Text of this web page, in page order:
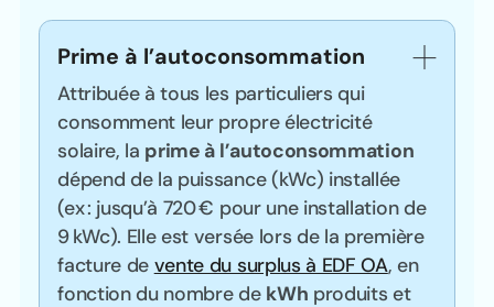
Prime à l’autoconsommation
Attribuée à tous les particuliers qui
consomment leur propre électricité
solaire, la prime à l’autoconsommation
dépend de la puissance (kWc) installée
(ex : jusqu’à 720 € pour une installation de
9 kWc). Elle est versée lors de la première
facture de vente du surplus à EDF OA, en
fonction du nombre de kWh produits et